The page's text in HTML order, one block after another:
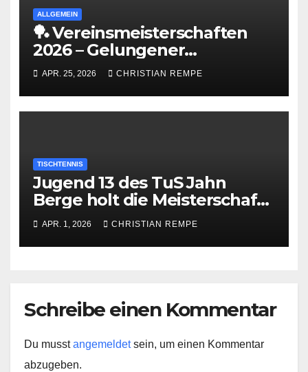
ALLGEMEIN
🏓 Vereinsmeisterschaften
2026 – Gelungener
Saisonabschluss 🎉
APR. 25, 2026 CHRISTIAN REMPE
TISCHTENNIS
Jugend 13 des TuS Jahn
Berge holt die Meisterschaft
in der Bezirksoberliga
APR. 1, 2026 CHRISTIAN REMPE
Schreibe einen Kommentar
Du musstangemeldetsein, um einen Kommentar
abzugeben.